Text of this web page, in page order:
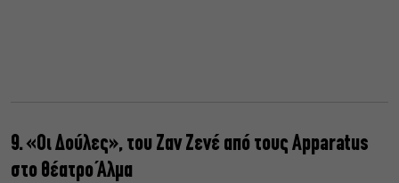
9. «Οι Δούλες», του Ζαν Ζενέ από τους Apparatus
στο θέατρο Άλμα